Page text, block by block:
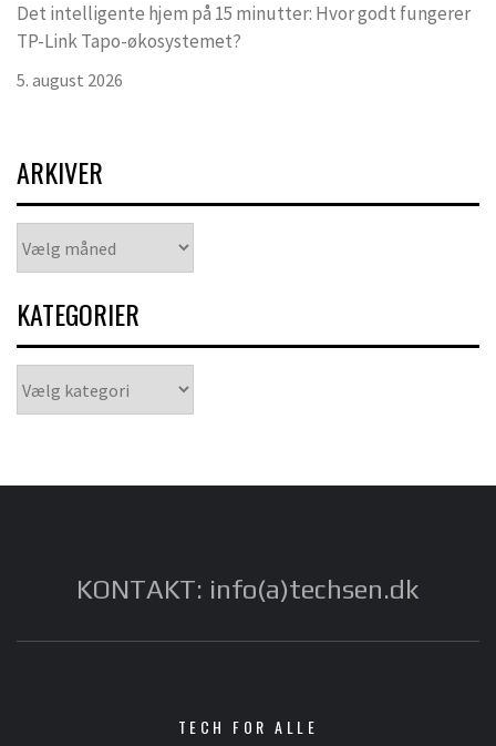
Det intelligente hjem på 15 minutter: Hvor godt fungerer
TP-Link Tapo-økosystemet?
5. august 2026
ARKIVER
KATEGORIER
KONTAKT: info(a)techsen.dk
TECH FOR ALLE